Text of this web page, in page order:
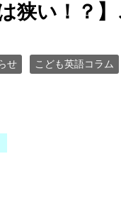
狭い！？
せ こども英語コラム